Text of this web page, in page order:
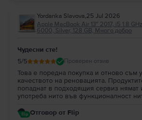
Yordanka Slavova,25 Jul 2026
Apple MacBook Air 13″ 2017, i5 1.8
6000, Silver, 128 GB, Много добро
Чудесни сте!
5/5 Проверен отзив
Това е поредна покупка и отново съм
качеството на реновацията.
попаднат в подходящия сервиз нямат
употреба нито във функционалност
Отговор от Flip